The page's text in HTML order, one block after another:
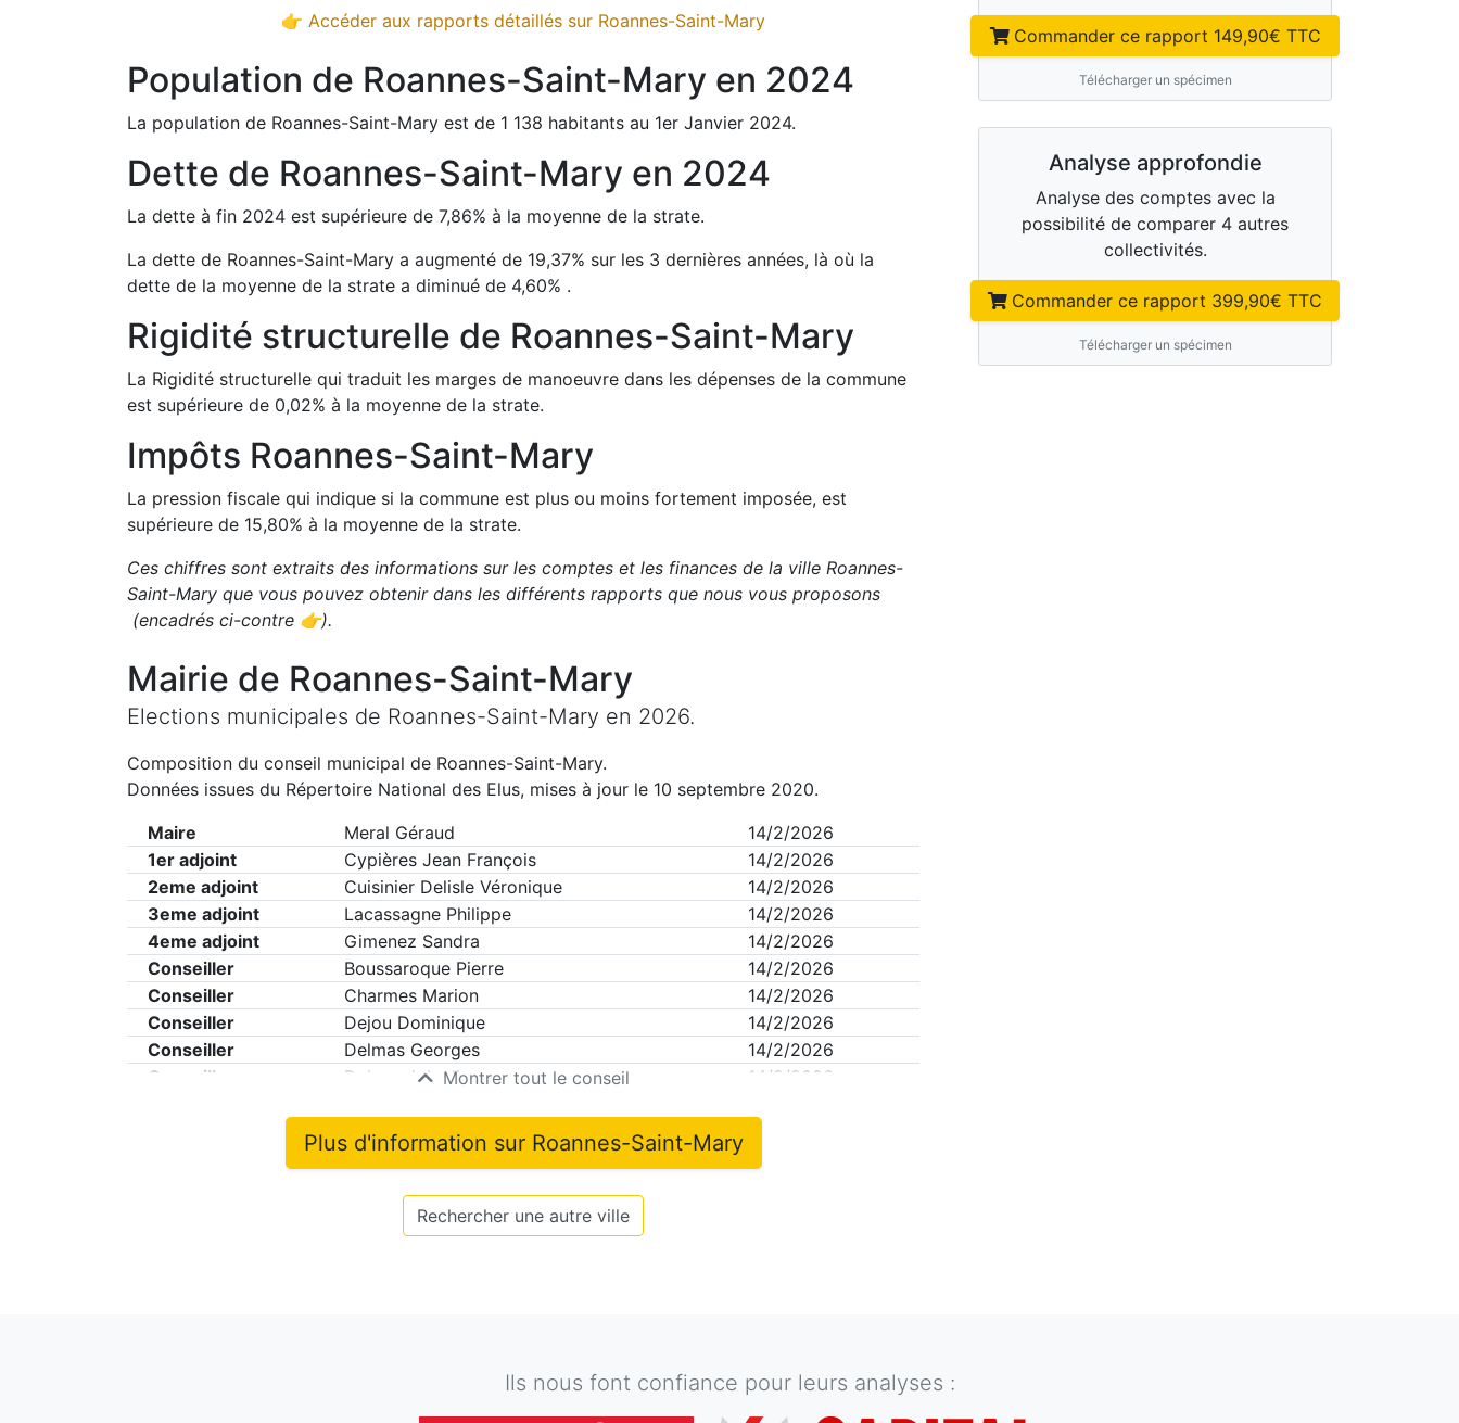
👉 Accéder aux rapports détaillés sur Roannes-Saint-Mary
Population de Roannes-Saint-Mary en 2024
La population de Roannes-Saint-Mary est de 1 138 habitants au 1er Janvier 2024.
Dette de Roannes-Saint-Mary en 2024
La dette à fin 2024 est supérieure de 7,86% à la moyenne de la strate.
La dette de Roannes-Saint-Mary a augmenté de 19,37% sur les 3 dernières années, là où la
dette de la moyenne de la strate a diminué de 4,60% .
Rigidité structurelle de Roannes-Saint-Mary
La Rigidité structurelle qui traduit les marges de manoeuvre dans les dépenses de la commune
est supérieure de 0,02% à la moyenne de la strate.
Impôts Roannes-Saint-Mary
La pression fiscale qui indique si la commune est plus ou moins fortement imposée, est
supérieure de 15,80% à la moyenne de la strate.
Ces chiffres sont extraits des informations sur les comptes et les finances de la ville Roannes-
Saint-Mary que vous pouvez obtenir dans les différents rapports que nous vous proposons
(encadrés ci-contre 👉).
Mairie de Roannes-Saint-Mary
Elections municipales de Roannes-Saint-Mary en 2026.
Composition du conseil municipal de Roannes-Saint-Mary.
Données issues du Répertoire National des Elus, mises à jour le 10 septembre 2020.
Maire
Meral Géraud
14/2/2026
1er adjoint
Cypières Jean François
14/2/2026
2eme adjoint
Cuisinier Delisle Véronique
14/2/2026
3eme adjoint
Lacassagne Philippe
14/2/2026
4eme adjoint
Gimenez Sandra
14/2/2026
Conseiller
Boussaroque Pierre
14/2/2026
Conseiller
Charmes Marion
14/2/2026
Conseiller
Dejou Dominique
14/2/2026
Conseiller
Delmas Georges
14/2/2026
Conseiller
Delpuech Lydie 14/2/2026
Montrer tout le conseil
Plus d'information sur Roannes-Saint-Mary
Rechercher une autre ville
Commander ce rapport 149,90€ TTC
Télécharger un spécimen
Analyse approfondie
Analyse des comptes avec la
possibilité de comparer 4 autres
collectivités.
Commander ce rapport 399,90€ TTC
Télécharger un spécimen
Ils nous font confiance pour leurs analyses :